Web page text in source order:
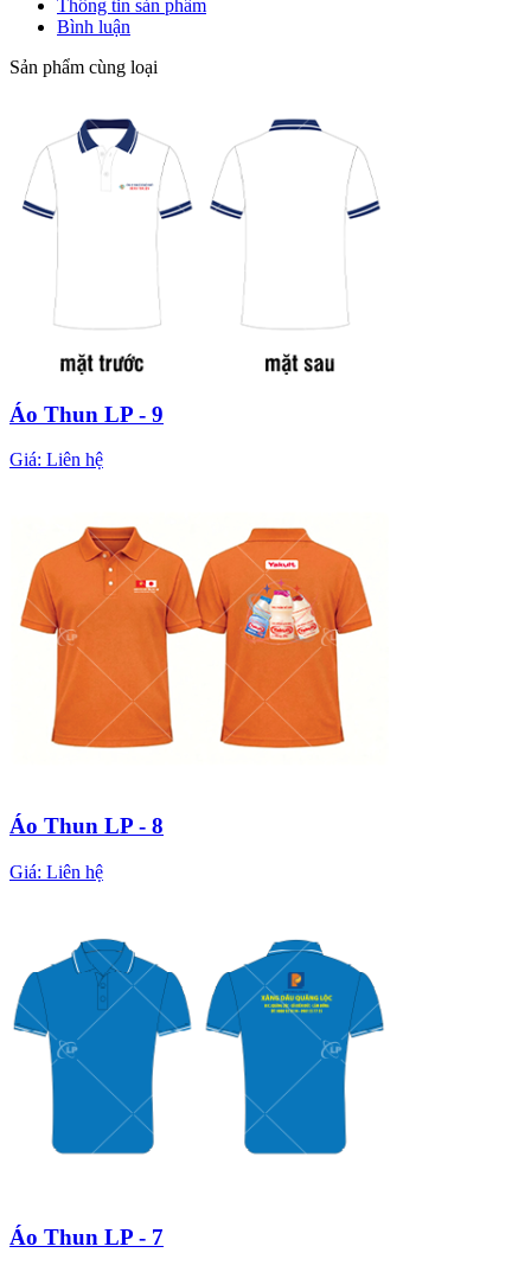
Thông tin sản phẩm
Bình luận
Sản phẩm cùng loại
Áo Thun LP - 9
Giá: Liên hệ
Áo Thun LP - 8
Giá: Liên hệ
Áo Thun LP - 7